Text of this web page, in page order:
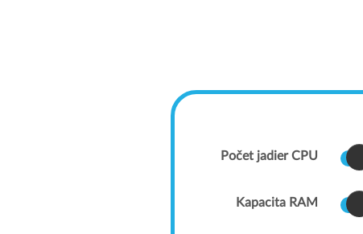
Počet jadier CPU
Kapacita RAM